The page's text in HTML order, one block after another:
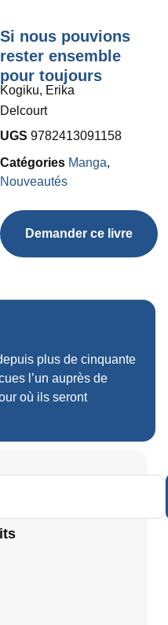
Si nous pouvions
rester ensemble
pour toujours
Kogiku, Erika
Delcourt
UGS 9782413091158
Catégories Manga,
Nouveautés
Demander ce livre
plus de cinquante
l’un auprès de
où ils seront